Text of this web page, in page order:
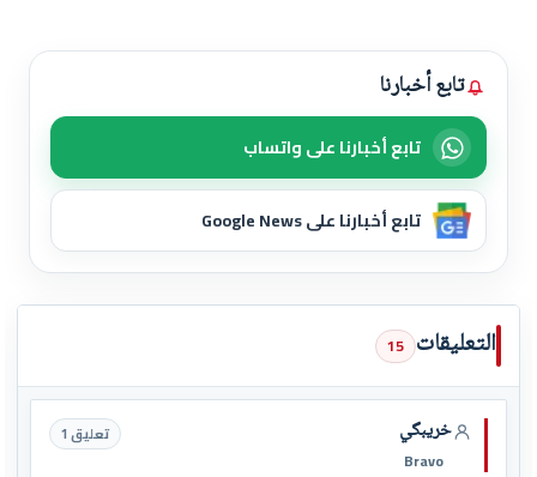
تابع أخبارنا
تابع أخبارنا على واتساب
تابع أخبارنا على Google News
التعليقات 15
خريبگي
Bravo
تعليق 1